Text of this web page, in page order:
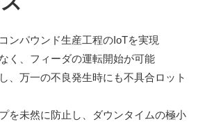
ンパウンド生産工程のIoTを実現
く、フィーダの運転開始が可能
、万一の不良発生時にも不具合ロット
を未然に防止し、ダウンタイムの極小